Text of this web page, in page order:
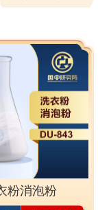
粉消泡粉